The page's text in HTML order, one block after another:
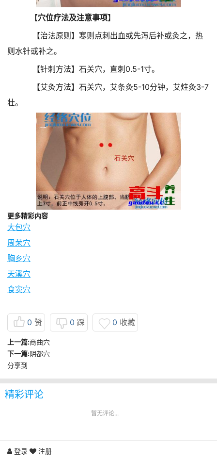
【穴位疗法及注意事项】
【治法原则】寒则点刺出血或先泻后补或灸之，热
则水针或补之。
【针刺方法】石关穴，直刺0.5-1寸。
【艾灸方法】石关穴，艾条灸5-10分钟，艾炷灸3-7
壮。
更多精彩内容
大包穴
周荣穴
胸乡穴
天溪穴
食窦穴
0 赞 0 踩 0 收藏
上一篇:商曲穴
下一篇:阴都穴
分享到
精彩评论
暂无评论...
登录 注册